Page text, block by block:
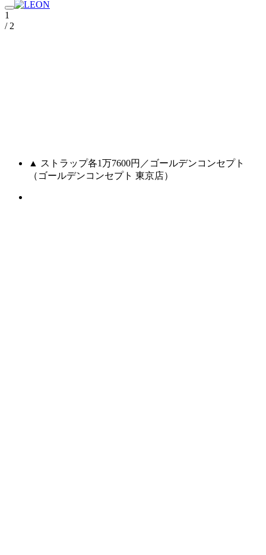
1
/ 2
▲ ストラップ各1万7600円／ゴールデンコンセプト
（ゴールデンコンセプト 東京店）